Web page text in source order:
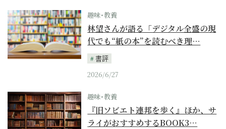
趣味･教養
林望さんが語る「デジタル全盛の現
代でも“紙の本”を読むべき理…
書評
2026/6/27
趣味･教養
『旧ソビエト連邦を歩く』ほか、サ
ライがおすすめするBOOK3…